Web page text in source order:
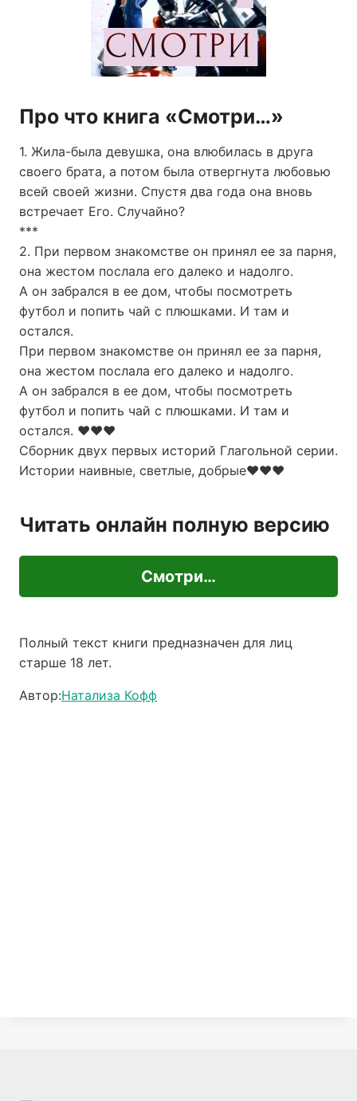
Про что книга «Смотри…»
1. Жила-была девушка, она влюбилась в друга
своего брата, а потом была отвергнута любовью
всей своей жизни. Спустя два года она вновь
встречает Его. Случайно?
***
2. При первом знакомстве он принял ее за парня,
она жестом послала его далеко и надолго.
А он забрался в ее дом, чтобы посмотреть
футбол и попить чай с плюшками. И там и
остался.
При первом знакомстве он принял ее за парня,
она жестом послала его далеко и надолго.
А он забрался в ее дом, чтобы посмотреть
футбол и попить чай с плюшками. И там и
остался. ❤❤❤
Сборник двух первых историй Глагольной серии.
Истории наивные, светлые, добрые❤❤❤
Читать онлайн полную версию
Смотри…
Полный текст книги предназначен для лиц
старше 18 лет.
Автор:Натализа Кофф